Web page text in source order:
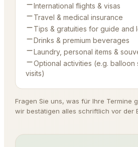
International flights & visas
Travel & medical insurance
Tips & gratuities for guide and
Drinks & premium beverages
Laundry, personal items &
Optional activities (e.g. balloon
visits)
Fragen Sie uns, was für Ihre Termine
wir bestätigen alles schriftlich vor der